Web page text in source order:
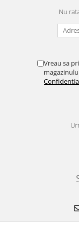
Tocatoare de
Arzatoare
Cantare de bucatarie
Ustensile fragezire
Ustensile gatire la
Nu
Vreau sa